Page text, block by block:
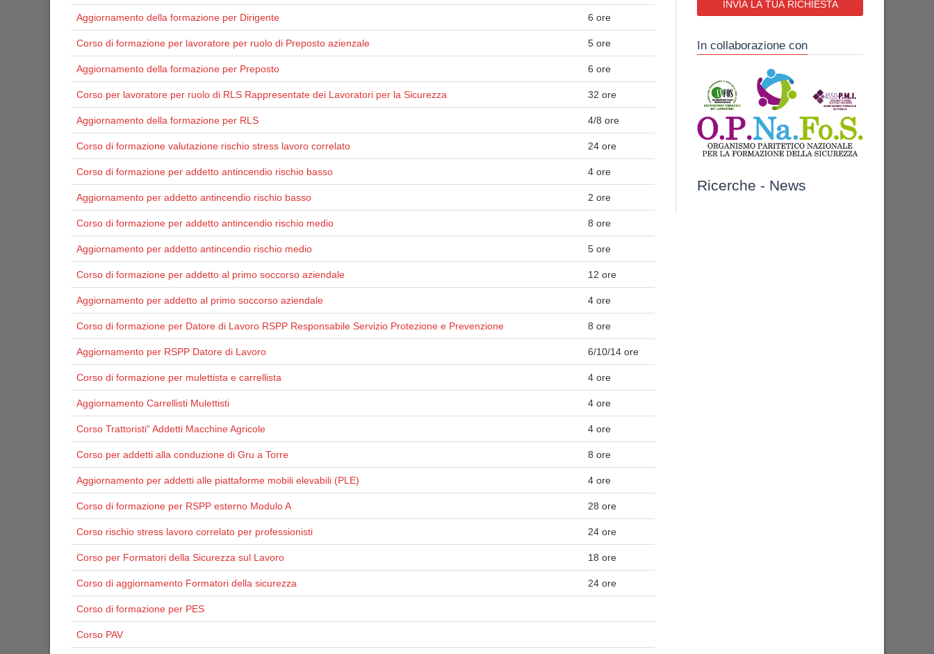
Aggiornamento della formazione per Dirigente 6 ore
Corso di formazione per lavoratore per ruolo di Preposto azienzale 5 ore
Aggiornamento della formazione per Preposto 6 ore
Corso per lavoratore per ruolo di RLS Rappresentate dei Lavoratori per la Sicurezza 32 ore
Aggiornamento della formazione per RLS 4/8 ore
Corso di formazione valutazione rischio stress lavoro correlato 24 ore
Corso di formazione per addetto antincendio rischio basso 4 ore
Aggiornamento per addetto antincendio rischio basso 2 ore
Corso di formazione per addetto antincendio rischio medio 8 ore
Aggiornamento per addetto antincendio rischio medio 5 ore
Corso di formazione per addetto al primo soccorso aziendale 12 ore
Aggiornamento per addetto al primo soccorso aziendale 4 ore
Corso di formazione per Datore di Lavoro RSPP Responsabile Servizio Protezione e Prevenzione 8 ore
Aggiornamento per RSPP Datore di Lavoro 6/10/14 ore
Corso di formazione per mulettista e carrellista 4 ore
Aggiornamento Carrellisti Mulettisti 4 ore
Corso Trattoristi“ Addetti Macchine Agricole 4 ore
Corso per addetti alla conduzione di Gru a Torre 8 ore
Aggiornamento per addetti alle piattaforme mobili elevabili (PLE) 4 ore
Corso di formazione per RSPP esterno Modulo A 28 ore
Corso rischio stress lavoro correlato per professionisti 24 ore
Corso per Formatori della Sicurezza sul Lavoro 18 ore
Corso di aggiornamento Formatori della sicurezza 24 ore
Corso di formazione per PES
Corso PAV
In collaborazione con
Ricerche - News